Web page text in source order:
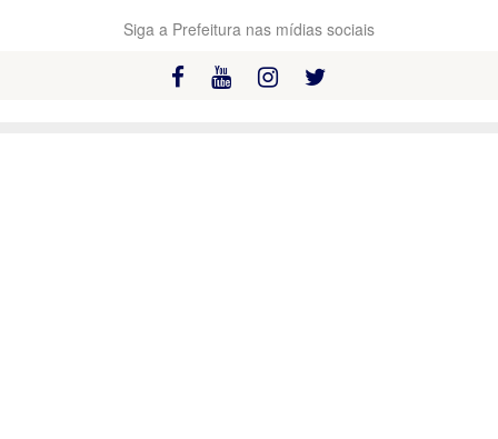
Siga a Prefeitura nas mídias sociais